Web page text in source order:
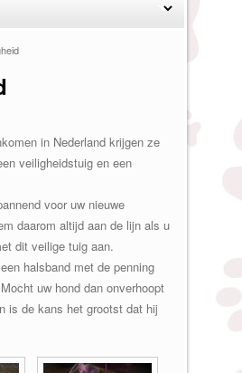
in Nederland krijgen ze
veiligheidstuig en een
voor uw nieuwe
daarom altijd aan de lijn als u
dit veilige tuig aan.
halsband met de penning
uw hond dan onverhoopt
is de kans het grootst dat hij